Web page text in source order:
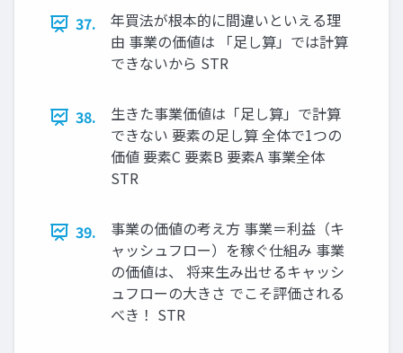
37.
年買法が根本的に間違いといえる理
由 事業の価値は 「足し算」では計算
できないから STR
38.
生きた事業価値は「足し算」で計算
できない 要素の足し算 全体で1つの
価値 要素C 要素B 要素A 事業全体
STR
39.
事業の価値の考え方 事業＝利益（キ
ャッシュフロー）を稼ぐ仕組み 事業
の価値は、 将来生み出せるキャッシ
ュフローの大きさ でこそ評価される
べき！ STR